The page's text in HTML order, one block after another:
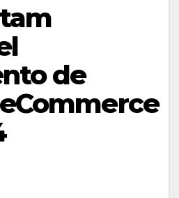
de